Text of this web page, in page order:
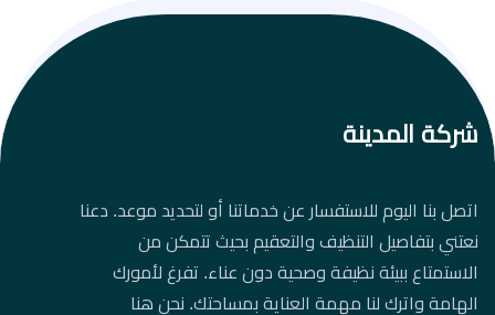
شركة المدينة
اتصل بنا اليوم للاستفسار عن خدماتنا أو لتحديد موعد. دعنا
نعتني بتفاصيل التنظيف والتعقيم بحيث تتمكن من
الاستمتاع ببيئة نظيفة وصحية دون عناء. تفرغ لأمورك
الهامة واترك لنا مهمة العناية بمساحتك. نحن هنا